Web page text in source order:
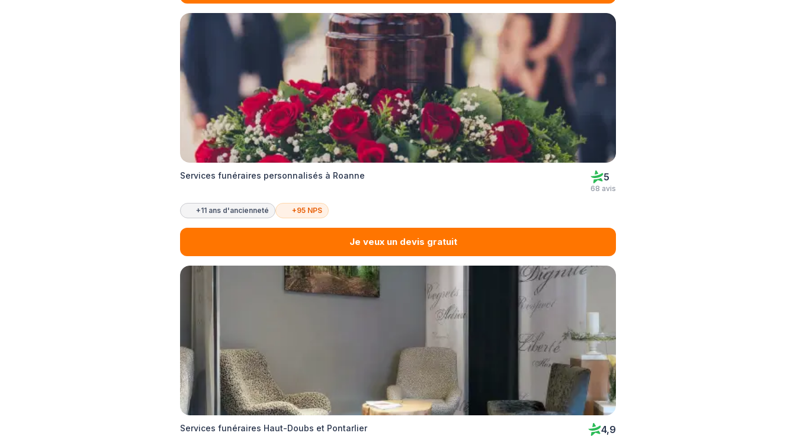
Services funéraires personnalisés à Roanne 5
68 avis
+11 ans d'ancienneté +95 NPS
Je veux un devis gratuit
Services funéraires Haut-Doubs et Pontarlier 4,9